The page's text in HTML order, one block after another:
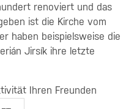
renoviert und das
ist die Kirche vom
haben beispielsweise die
Jirsík ihre letzte
Ihren Freunden